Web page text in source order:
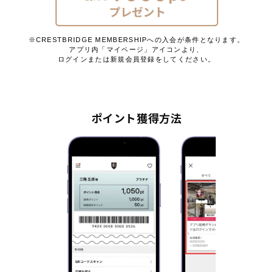
※CRESTBRIDGE MEMBERSHIPへの入会が条件となります。
アプリ内「マイページ」アイコンより、
ログインまたは新規会員登録をしてください。
ポイント獲得方法